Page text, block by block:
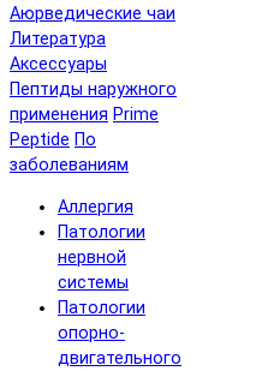
Аюрведические чаи
Литература
Аксессуары
Пептиды наружного
применения Prime
Peptide По
заболеваниям
Аллергия
Патологии
нервной
системы
Патологии
опорно-
двигательного